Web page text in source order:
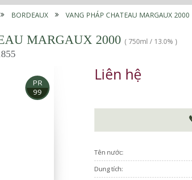
› BORDEAUX › VANG PHÁP CHATEAU MARGAUX 2000
MARGAUX 2000 ( 750ml / 13.0% )
PR
99
Liên hệ
Tên nước:
Dung tích: